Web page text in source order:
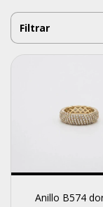
Filtrar
Anillo B574